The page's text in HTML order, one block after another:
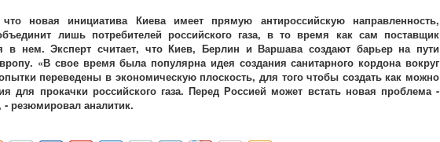
новая инициатива Киева имеет прямую антироссийскую направленность,
лишь потребителей российского газа, в то время как сам поставщик
в нем. Эксперт считает, что Киев, Берлин и Варшава создают барьер на пути
«В свое время была популярна идея создания санитарного кордона вокруг
переведены в экономическую плоскость, для того чтобы создать как можно
для прокачки российского газа. Перед Россией может встать новая проблема -
резюмировал аналитик.